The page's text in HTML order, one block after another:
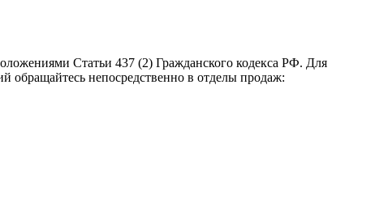
Статьи 437 (2) Гражданского кодекса РФ. Для
обращайтесь непосредственно в отделы продаж: